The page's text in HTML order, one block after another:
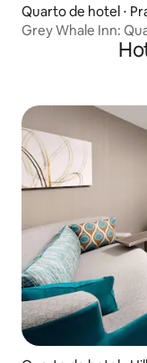
Quarto de hotel ⋅
Grey